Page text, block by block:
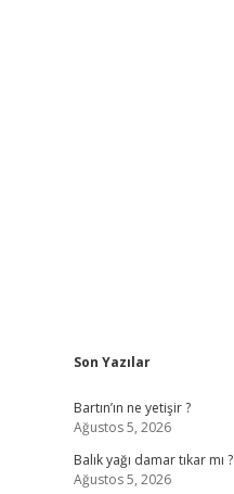
Sidebar
Son Yazılar
Bartın’ın ne yetişir ?
Ağustos 5, 2026
Balık yağı damar tıkar mı ?
Ağustos 5, 2026
vdcasino güncel giriş